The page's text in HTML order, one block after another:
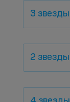
3 звезды
2 звезды